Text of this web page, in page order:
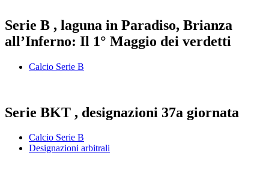
Serie B , laguna in Paradiso, Brianza
all’Inferno: Il 1° Maggio dei verdetti
Calcio Serie B
Serie BKT , designazioni 37a giornata
Calcio Serie B
Designazioni arbitrali